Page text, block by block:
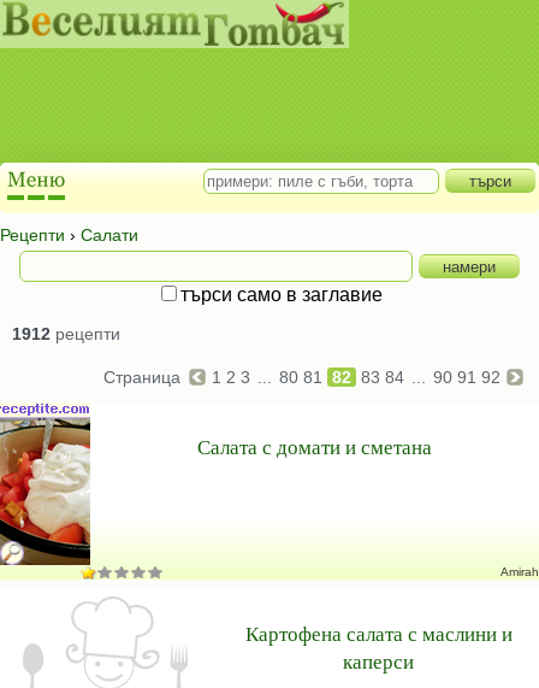
Рецепти › Салати
търси само в заглавие
1912 рецепти
Страница 1 2 3 80 81 82 83 84 90 91 92
Салата с домати и сметана
Amirah
Картофена салата с маслини и
каперси